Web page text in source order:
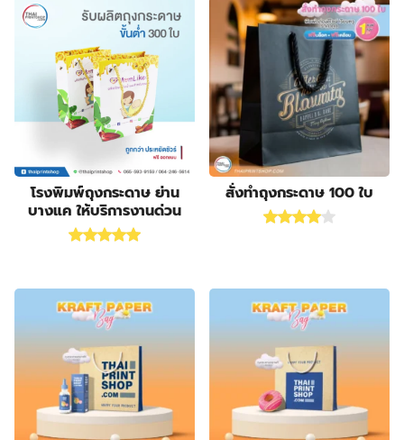
products
ถุงกระดาษ 7272
products
ถุงกระดาษสำเร็จรูป 22
products
22
products
ป้ายกล่องไฟ 1414
products
ป้ายฉลุลาย 33
products
ป้ายธงญี่ปุ่น 44
products
พิมพ์สกรีนสินค้า 11
product
สติ๊กเกอร์กันปลอมโฮโลแกรม
3
products
สายคาดกล่อง 44
products
หูหิ้วแก้วกระดาษ 22
products
ออกแบบบรรจุภัณฑ์
โปสการ์ด การ์ดแต่งงาน 12
โรงพิมพ์ถุงกระดาษ ย่าน
บางแค ให้บริการงานด่วน
Rated5.00
สั่งทําถุงกระดาษ 100 ใบ
Rated4.00